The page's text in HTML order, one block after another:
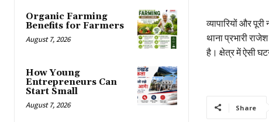
Organic Farming
Benefits for Farmers
August 7, 2026
How Young
Entrepreneurs Can
Start Small
August 7, 2026
व्यापारियों और
थाना प्रभारी
है। क्षेत्र में ऐसी
Share